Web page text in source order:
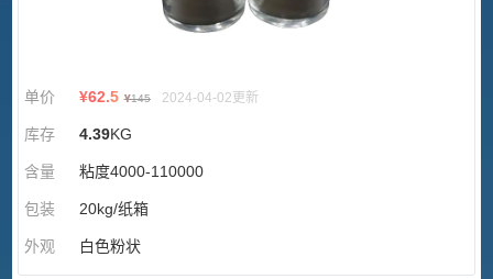
单价 ¥62.5 ¥145 2024-04-02更新
库存 4.39KG
含量 粘度4000-110000
包装 20kg/纸箱
外观 白色粉状